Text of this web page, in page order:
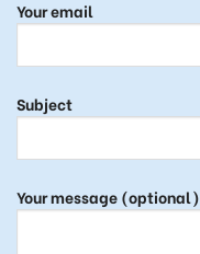
Your email
Subject
Your message (optional)